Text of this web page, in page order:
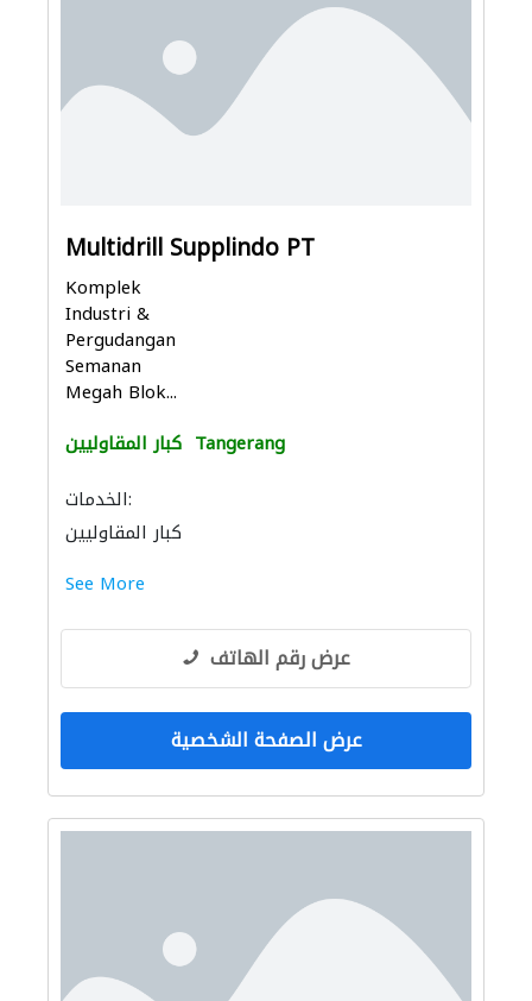
Multidrill Supplindo PT
Komplek
Industri &
Pergudangan
Semanan
Megah Blok...
كبار المقاوليين Tangerang
الخدمات:
كبار المقاوليين
See More
عرض رقم الهاتف
عرض الصفحة الشخصية